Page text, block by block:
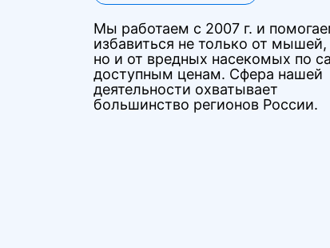
Мы работаем с 2007 г. и
избавиться не только от
но и от вредных насекомых по
доступным ценам. Сфера нашей
деятельности охватывает
большинство регионов России.